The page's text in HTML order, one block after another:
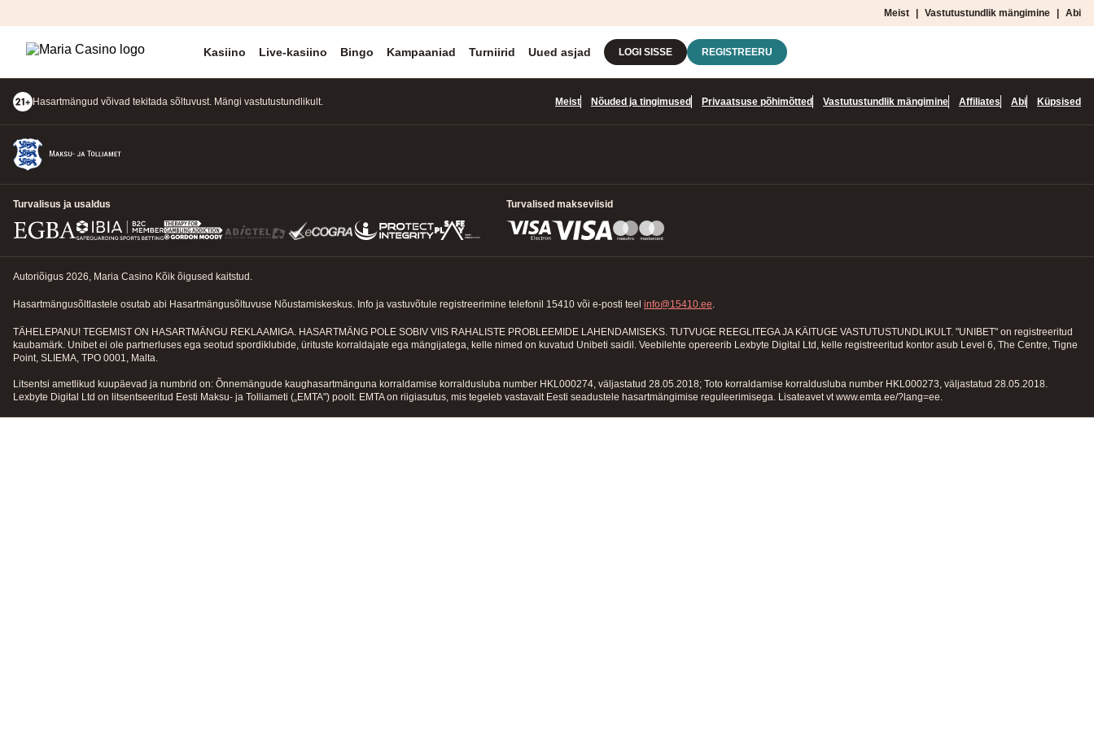
Meist Vastutustundlik mängimine Abi
Kasiino Live-kasiino Bingo Kampaaniad Turniirid Uued asjad LOGI SISSE REGISTREERU
Hasartmängud võivad tekitada sõltuvust. Mängi vastutustundlikult. Meist Nõuded ja tingimused Privaatsuse põhimõtted Vastutustundlik mängimine Affiliates Abi Küpsised
Turvalisus ja usaldus Turvalised makseviisid
Autoriõigus 2026, Maria Casino Kõik õigused kaitstud.
Hasartmängusõltlastele osutab abi Hasartmängusõltuvuse Nõustamiskeskus. Info ja vastuvõtule registreerimine telefonil 15410 või e-posti teel info@15410.ee.
TÄHELEPANU! TEGEMIST ON HASARTMÄNGU REKLAAMIGA. HASARTMÄNG POLE SOBIV VIIS RAHALISTE PROBLEEMIDE LAHENDAMISEKS. TUTVUGE REEGLITEGA JA KÄITUGE VASTUTUSTUNDLIKULT. "UNIBET" on registreeritud
kaubamärk. Unibet ei ole partnerluses ega seotud spordiklubide, ürituste korraldajate ega mängijatega, kelle nimed on kuvatud Unibeti saidil. Veebilehte opereerib Lexbyte Digital Ltd, kelle registreeritud kontor asub Level 6, The Centre, Tigne
Point, SLIEMA, TPO 0001, Malta.
Litsentsi ametlikud kuupäevad ja numbrid on: Õnnemängude kaughasartmänguna korraldamise korraldusluba number HKL000274, väljastatud 28.05.2018; Toto korraldamise korraldusluba number HKL000273, väljastatud 28.05.2018.
Lexbyte Digital Ltd on litsentseeritud Eesti Maksu- ja Tolliameti („EMTA") poolt. EMTA on riigiasutus, mis tegeleb vastavalt Eesti seadustele hasartmängimise reguleerimisega. Lisateavet vt www.emta.ee/?lang=ee.